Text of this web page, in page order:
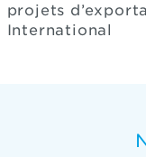
projets
International